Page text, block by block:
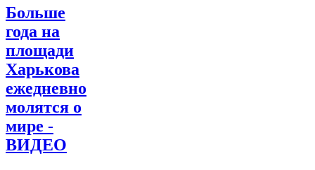
Больше
года на
площади
Харькова
ежедневно
молятся о
мире -
ВИДЕО